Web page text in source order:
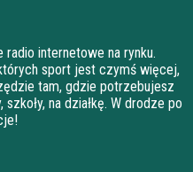
radio internetowe na rynku.
sport jest czymś więcej,
tam, gdzie potrzebujesz
na działkę. W drodze po